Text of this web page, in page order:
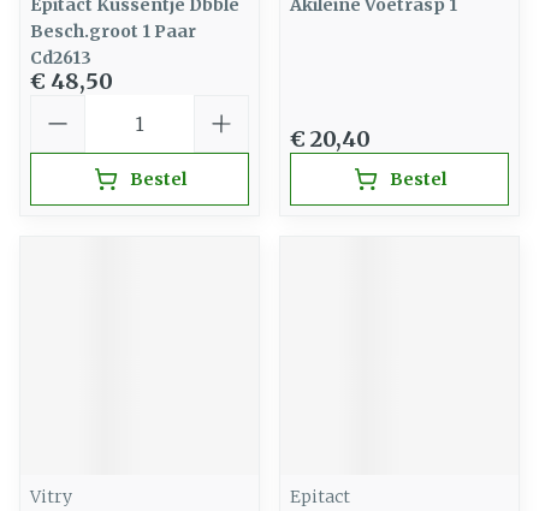
Epitact Kussentje Dbble
Besch.groot 1 Paar
Cd2613
€ 48,50
Bestel
Akileine Voetrasp 1
€ 20,40
Bestel
Vitry
Epitact